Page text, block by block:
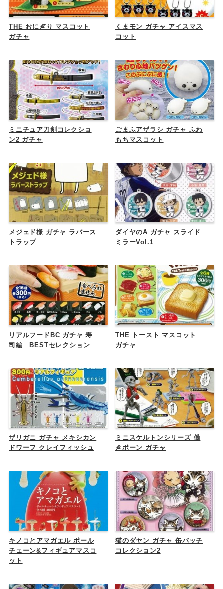
THE おにぎり マスコット
ガチャ
くまモン ガチャ アイスマス
コット
ミニチュア刀剣コレクショ
ン2 ガチャ
ごまふアザラシ ガチャ ふわ
もちマスコット
メジェド様 ガチャ ラバース
トラップ
ダイヤのA ガチャ スライド
ミラーVol.1
リアルフードBC ガチャ 寿
司編 BESTセレクション
THE トースト マスコット
ガチャ
ザリガニ ガチャ メキシカン
ドワーフ クレイフィッシュ
ミニスケルトンシリーズ 働
きボーン ガチャ
キノコとアマガエル ポール
チェーン&フィギュアマスコ
ット
猫のダヤン ガチャ 缶バッチ
コレクション2